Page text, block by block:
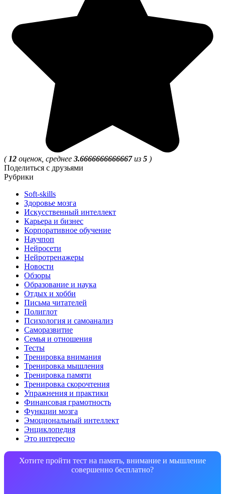
( 12 оценок, среднее 3.6666666666667из 5 )
Поделиться с друзьями
Рубрики
Soft-skills
Здоровье мозга
Искусственный интеллект
Карьера и бизнес
Корпоративное обучение
Научпоп
Нейросети
Нейротренажеры
Новости
Обзоры
Образование и наука
Отдых и хобби
Письма читателей
Полиглот
Психология и самоанализ
Саморазвитие
Семья и отношения
Тесты
Тренировка внимания
Тренировка мышления
Тренировка памяти
Тренировка скорочтения
Упражнения и практики
Финансовая грамотность
Функции мозга
Эмоциональный интеллект
Энциклопедия
Это интересно
Хотите пройти тест на память, внимание и мышление
совершенно бесплатно?